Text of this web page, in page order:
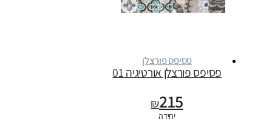
פסיפס פורצלן
פסיפס פורצלן אורטיגיה 01
₪215
יחידה